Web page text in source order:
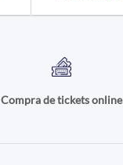
Compra de tickets online